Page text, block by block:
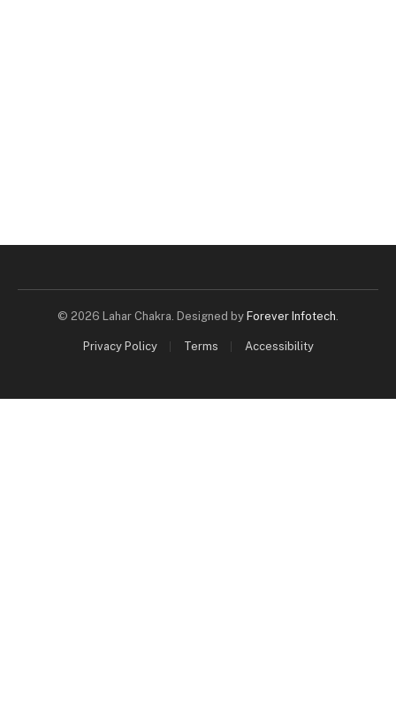
© 2026 Lahar Chakra. Designed by Forever Infotech.
Privacy Policy Terms Accessibility